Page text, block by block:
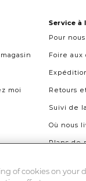
moi
Service à
Pour
Foire aux
Retours
Suivi de
Où nous
Plans de
of cookies on your